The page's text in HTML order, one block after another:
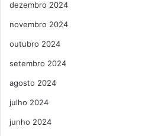
dezembro 2024
novembro 2024
outubro 2024
setembro 2024
agosto 2024
julho 2024
junho 2024